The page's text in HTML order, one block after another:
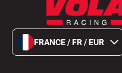
FRANCE / FR / EUR